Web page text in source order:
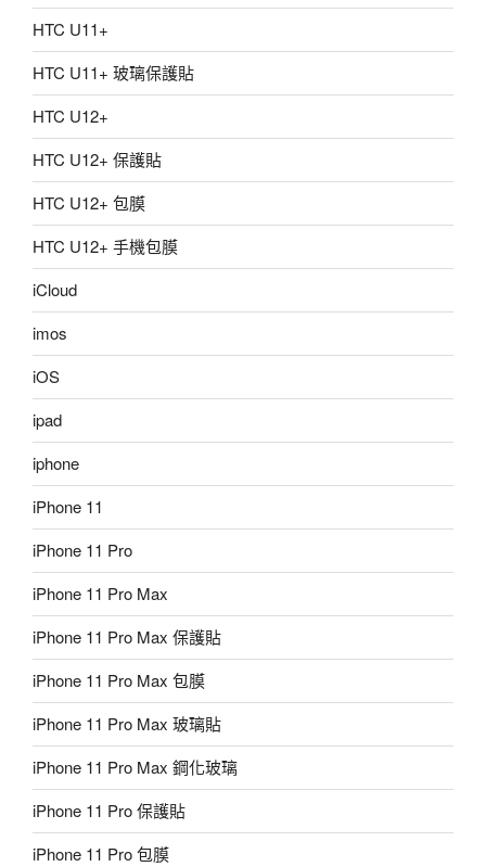
HTC U11+
HTC U11+ 玻璃保護貼
HTC U12+
HTC U12+ 保護貼
HTC U12+ 包膜
HTC U12+ 手機包膜
iCloud
imos
iOS
ipad
iphone
iPhone 11
iPhone 11 Pro
iPhone 11 Pro Max
iPhone 11 Pro Max 保護貼
iPhone 11 Pro Max 包膜
iPhone 11 Pro Max 玻璃貼
iPhone 11 Pro Max 鋼化玻璃
iPhone 11 Pro 保護貼
iPhone 11 Pro 包膜